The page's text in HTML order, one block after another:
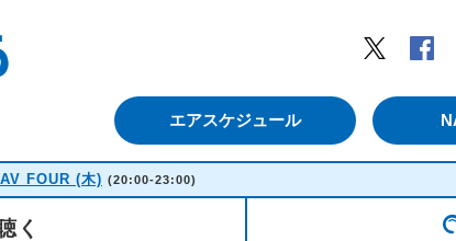
Twitter
エアスケジュール
FOUR (木) (20:00-23:00)
く